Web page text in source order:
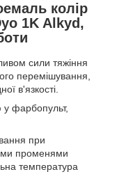
колір
1K Alkyd,
сили тяжіння
перемішування,
в'язкості.
фарбопульт,
при
променями
температура